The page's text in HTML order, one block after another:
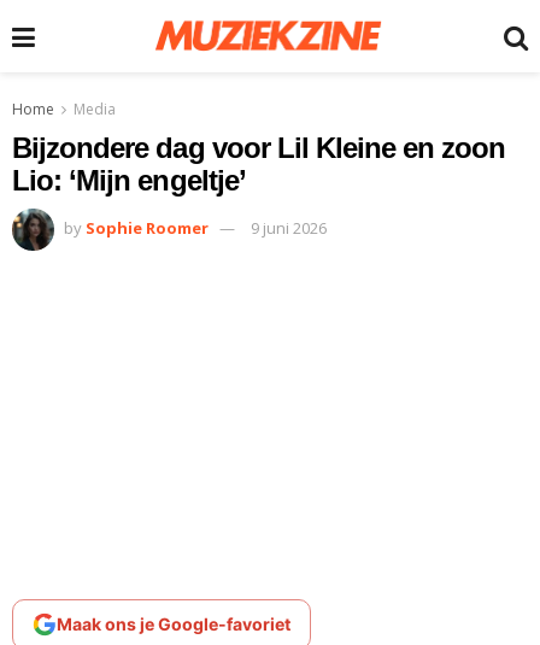
Home Media
Bijzondere dag voor Lil Kleine en zoon
Lio: ‘Mijn engeltje’
by Sophie Roomer 9 juni 2026
Maak ons je Google-favoriet